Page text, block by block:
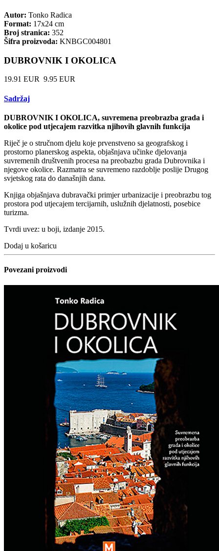
Autor: Tonko Radica
Format: 17x24 cm
Broj stranica: 352
Šifra proizvoda: KNBGC004801
DUBROVNIK I OKOLICA
19.91 EUR 9.95 EUR
Sadržaj
DUBROVNIK I OKOLICA, suvremena preobrazba grada i
okolice pod utjecajem razvitka njihovih glavnih funkcija
Riječ je o stručnom djelu koje prvenstveno sa geografskog i
prostorno planerskog aspekta, objašnjava učinke djelovanja
suvremenih društvenih procesa na preobazbu grada Dubrovnika i
njegove okolice. Razmatra se suvremeno razdoblje poslije Drugog
svjetskog rata do današnjih dana.
Knjiga objašnjava dubravački primjer urbanizacije i preobrazbu tog
prostora pod utjecajem tercijarnih, uslužnih djelatnosti, posebice
turizma.
Tvrdi uvez: u boji, izdanje 2015.
Dodaj u košaricu
Povezani proizvodi